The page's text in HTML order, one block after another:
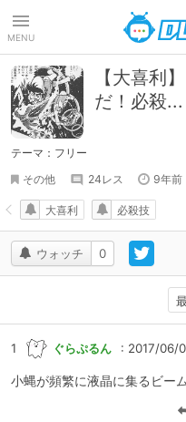
MENU
【大喜利
だ！必殺...
テーマ：フリー
その他
24レス 9年前
ウォッチ 0
大喜利 必殺技
1 ぐらぷるん : 2017/06/
小蝿が頻繁に液晶に集るビー